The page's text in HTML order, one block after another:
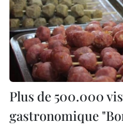
Plus de 500.000
gastronomique